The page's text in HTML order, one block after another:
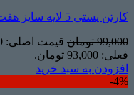
کارتن پستی 5 لایه سایز هفت طرح ایران پست
99,000 تومان قیمت اصلی: 99,000 تومان بود.
فعلی: 93,000 تومان.
افزودن به سبد خرید
4%-